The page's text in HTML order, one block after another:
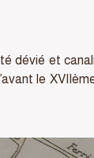
dévié et
le